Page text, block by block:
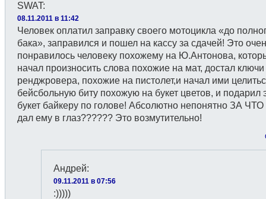
SWAT:
08.11.2011 в 11:42
Человек оплатил заправку своего мотоцикла «до
бака», заправился и пошел на кассу за сдачей! Это
понравилось человеку похожему на Ю.Антонова,
начал произносить слова похожие на мат, достал ключи
ренджровера, похожие на пистолет,и начал ими
бейсбольную биту похожую на букет цветов, и подарил
букет байкеру по голове! Абсолютно непонятно ЗА ЧТО
дал ему в глаз?????? Это возмутительно!
Андрей:
09.11.2011 в 07:56
:)))))